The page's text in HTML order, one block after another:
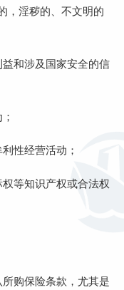
，淫秽的、不文明的
和涉及国家安全的信
性经营活动；
等知识产权或合法权
购保险条款，尤其是